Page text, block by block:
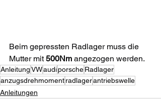
Beim gepressten Radlager muss die
Mutter mit 500Nm angezogen werden.
AnleitungVWaudiporscheRadlager
anzugsdrehmomentradlagerantriebswelle
Anleitungen